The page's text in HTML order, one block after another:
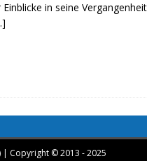
Einblicke in seine
| Copyright © 2013 - 2025